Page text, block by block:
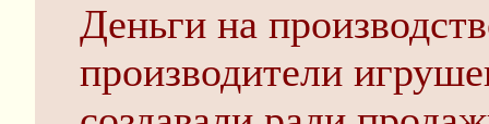
Деньги на
производители